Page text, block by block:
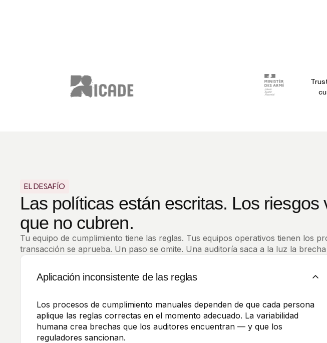
EL DESAFÍO
Las políticas están escritas. Los riesgos
que no cubren.
Tu equipo de cumplimiento tiene las reglas. Tus equipos operativos tienen los
transacción se aprueba. Un paso se omite. Una auditoría saca a la luz la
Aplicación inconsistente de las reglas
Los procesos de cumplimiento manuales dependen de que cada persona
aplique las reglas correctas en el momento adecuado. La variabilidad
humana crea brechas que los auditores encuentran — y que los
reguladores sancionan.